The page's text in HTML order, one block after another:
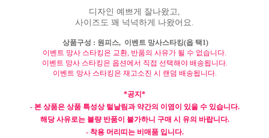
디자인 예쁘게 잘나왔고,
사이즈도 꽤 넉넉하게 나왔어요.
상품구성 : 원피스, 이벤트 망사스타킹(옵 택1)
이벤트 망사 스타킹은 교환, 반품의 사유가 될 수 없습니다.
이벤트 망사 스타킹은 옵션에서 직접 선택해야 배송됩니다.
이벤트 망사 스타킹은 재고소진 시 랜덤 배송됩니다.
*공지*
- 본 상품은 상품 특성상 털날림과 약간의 이염이 있을 수 있습니다.
해당 사유로는 불량 반품이 불가하니 구매 시 유의 바랍니다.
- 착용 머리띠는 비매품 입니다.